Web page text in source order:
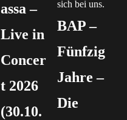
assa –
Live in
Concer
t 2026
(30.10.
BAP –
Fünfzig
Jahre –
Die